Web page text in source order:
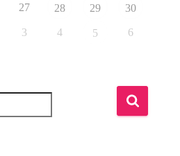
27 28 29 30
3 4 5 6